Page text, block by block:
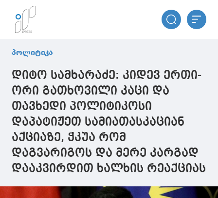
პოლიტიკა
დიტო სამხარაძე: კიდევ ერთი-
ორი გათხოვილი კაცი და
თავხედი პოლიტიკოსი
დაპატიჟეთ სამიათასკაციან
აქციაზე, ჭკუა რომ
დაგვარიგოს და მერე კარგად
დააკვირდით ხალხის რეაქციას